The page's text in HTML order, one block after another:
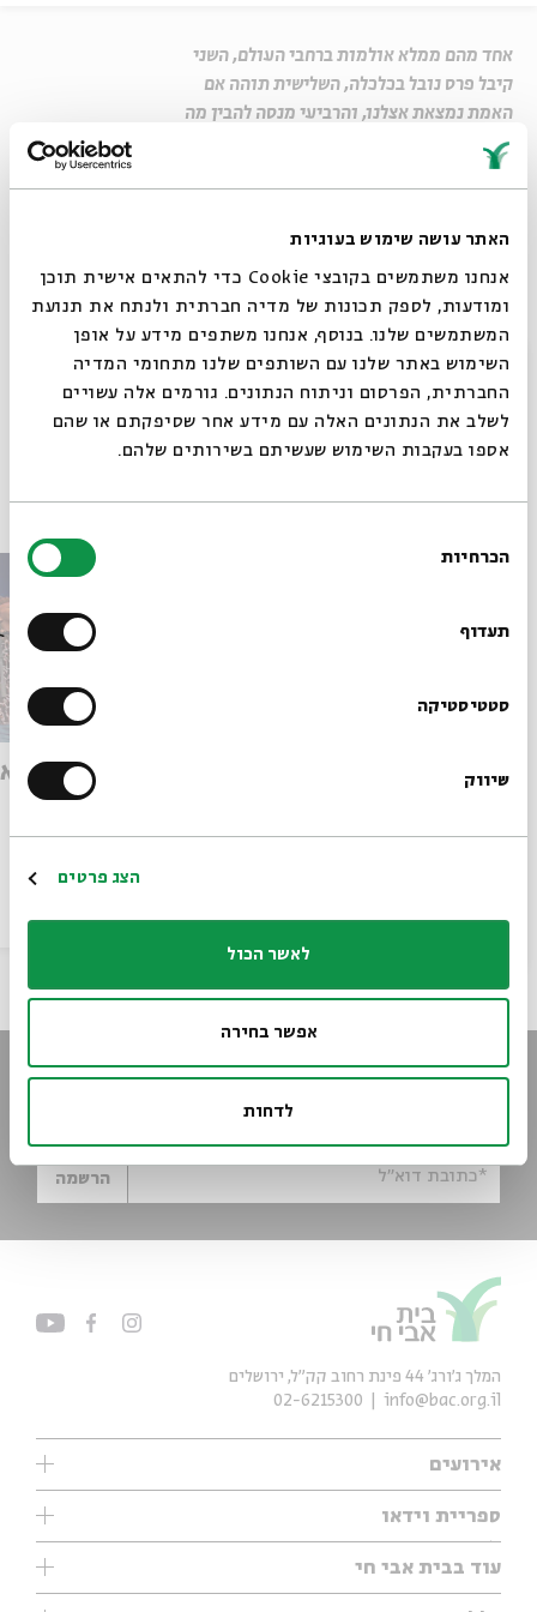
האתר עושה שימוש בעוגיות
אנחנו משתמשים בקובצי Cookie כדי להתאים אישית תוכן
ומודעות, לספק תכונות של מדיה חברתית ולנתח את תנועת
המשתמשים שלנו. בנוסף, אנחנו משתפים מידע על אופן
השימוש באתר שלנו עם השותפים שלנו מתחומי המדיה
החברתית, הפרסום וניתוח הנתונים. גורמים אלה עשויים
לשלב את הנתונים האלה עם מידע אחר שסיפקתם או שהם
אספו בעקבות השימוש שעשיתם בשירותים שלהם.
הסכמה
הכרחיות
תעדוף
סטטיסטיקה
שיווק
הצג פרטים
לאשר הכול
אפשר בחירה
לדחות
אחד מהם ממלא אולמות ברחבי העולם, השני
קיבל פרס נובל בכלכלה, השלישית תוהה אם
האמת נמצאת אצלנו, והרביעי מנסה להבין מה
ביקש הרצל להקים בישראל. ארבעה זרקורים על
"אור לגויים"
Untitled
תגיות: דניאל זמיר מבט תרבותי אור לגויים רוברט אומן
עוד בבית אבי חי
אגואיזם רציונלי: איין ראנד
הסכת 04/12/22
גילי
הישארו מעודכנים
הירשמו לניוזלטר שלנו וקבלו עדכונים ישר למייל
*כתובת דוא"ל הרשמה
אירועים
עיון
אנגלית
ספריית וידאו
ילדים
מוזיקה
עוד בבית אבי חי
תערוכות
המלך ג'ורג' 44 פינת רחוב קק״ל, ירושלים
info@bac.org.il
02-6215300
סגור